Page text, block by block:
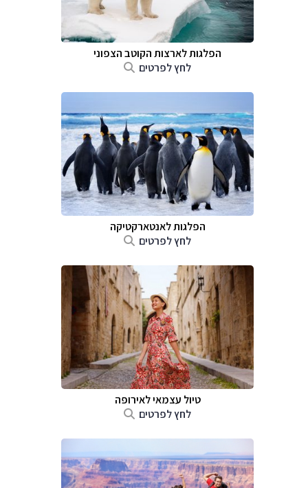
הפלגות לארצות הקוטב הצפוני
לחץ לפרטים
הפלגות לאנטארקטיקה
לחץ לפרטים
טיול עצמאי לאירופה
לחץ לפרטים